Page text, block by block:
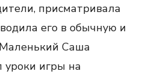
присматривала
его в обычную и
Саша
уроки игры на